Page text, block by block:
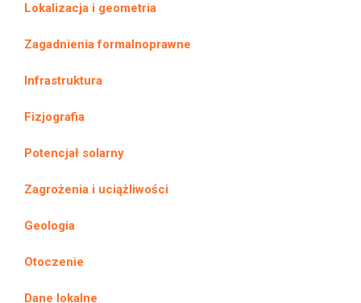
Lokalizacja i geometria
Zagadnienia formalnoprawne
Infrastruktura
Fizjografia
Potencjał solarny
Zagrożenia i uciążliwości
Geologia
Otoczenie
Dane lokalne